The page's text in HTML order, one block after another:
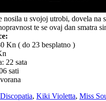
nosila u svojoj utrobi, dovela
te se ovaj dan smatra
Kn ( do 23 besplatno )
22 sata
sati
Discopatia, Kiki Violetta, Miss